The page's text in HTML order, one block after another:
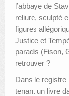
l’abbaye de
reliure, sculpté
figures
Justice et
paradis (Fison,
retrouver ?
Dans le registre
tenant un livre